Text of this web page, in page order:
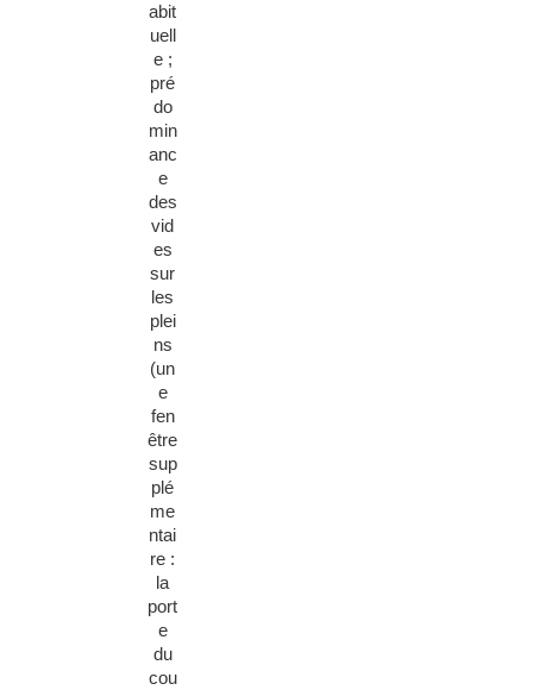
abit
uell
e ;
pré
do
min
anc
e
des
vid
es
sur
les
plei
ns
(un
e
fen
être
sup
plé
me
ntai
re :
la
port
e
du
cou